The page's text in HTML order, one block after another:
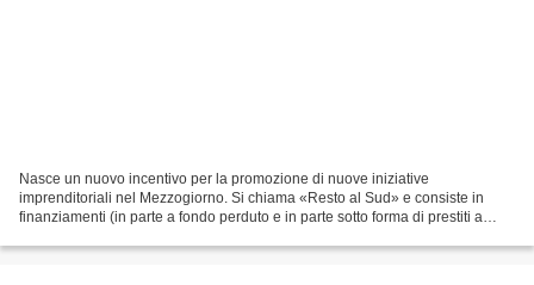
Nasce un nuovo incentivo per la promozione di nuove iniziative
imprenditoriali nel Mezzogiorno. Si chiama «Resto al Sud» e consiste in
finanziamenti (in parte a fondo perduto e in parte sotto forma di prestiti a